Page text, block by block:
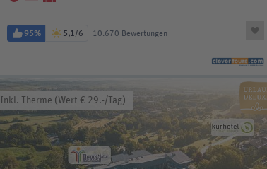
95% 5,1/6 10.670 Bewertungen
Inkl. Therme (Wert € 29.-/Tag)